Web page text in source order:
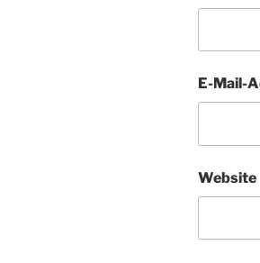
E-Mail-
Website